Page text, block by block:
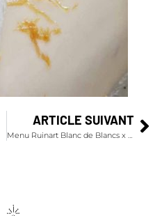
ARTICLE SUIVANT
Menu Ruinart Blanc de Blancs x Carpaccio de Bar aux agrumes et légumes croquants